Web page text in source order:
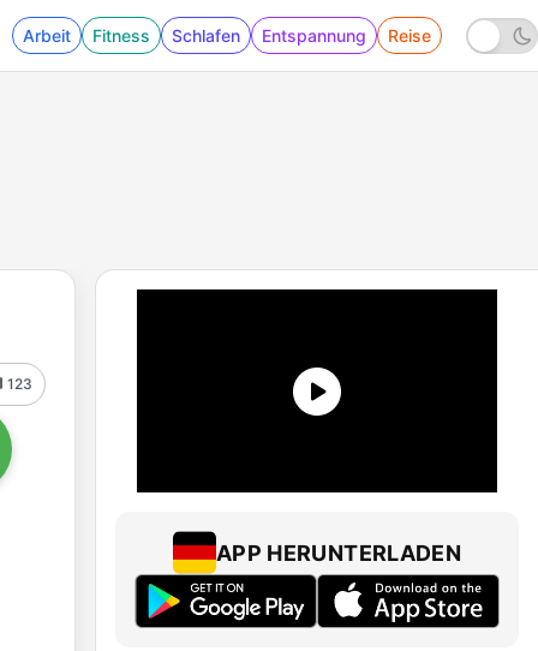
Arbeit Fitness Schlafen Entspannung Reise
123
APP HERUNTERLADEN